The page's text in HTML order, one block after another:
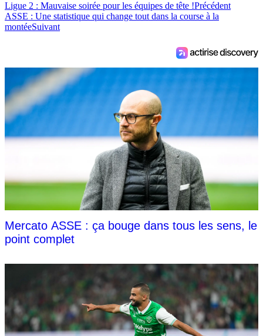
Ligue 2 : Mauvaise soirée pour les équipes de tête !Précédent
ASSE : Une statistique qui change tout dans la course à la
montéeSuivant
Mercato ASSE : ça bouge dans tous les sens, le
point complet